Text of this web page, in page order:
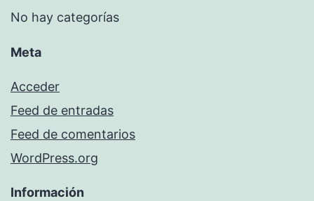
No hay categorías
Meta
Acceder
Feed de entradas
Feed de comentarios
WordPress.org
Información